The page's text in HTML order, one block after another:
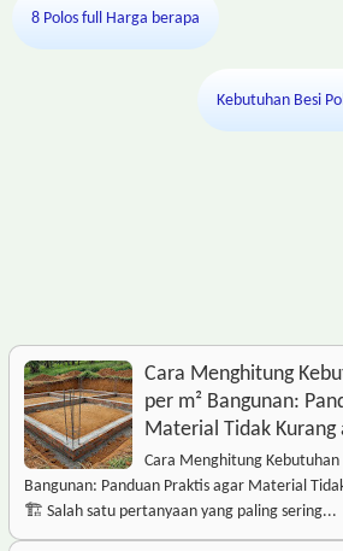
8 Polos full Harga berapa
Kebutuhan Besi
Cara Menghitung
per m² Bangunan:
Material Tidak
Cara Menghitung Kebutuhan
Bangunan: Panduan Praktis agar Material
🏗️ Salah satu pertanyaan yang paling sering...